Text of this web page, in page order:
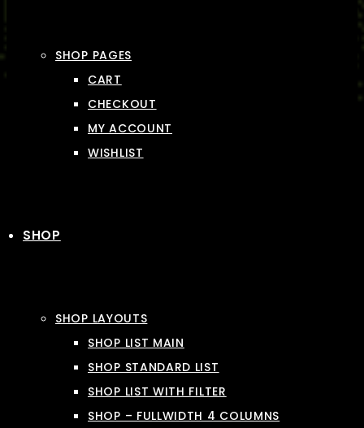
SHOP PAGES
CART
CHECKOUT
MY ACCOUNT
WISHLIST
SHOP
SHOP LAYOUTS
SHOP LIST MAIN
SHOP STANDARD LIST
SHOP LIST WITH FILTER
SHOP – FULLWIDTH 4 COLUMNS